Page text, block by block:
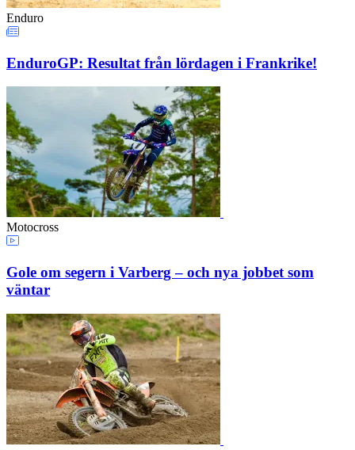
Enduro
EnduroGP: Resultat från lördagen i Frankrike!
Motocross
Gole om segern i Varberg – och nya jobbet som
väntar